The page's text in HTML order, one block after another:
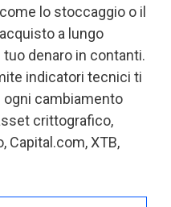
lo stoccaggio o il
a lungo
denaro in contanti.
indicatori tecnici ti
cambiamento
crittografico,
Capital.com, XTB,